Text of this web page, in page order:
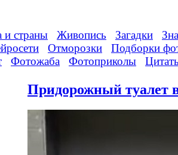
и страны Живопись Загадки
Отморозки Подборки
Фотожаба Фотоприколы
Придорожный туалет